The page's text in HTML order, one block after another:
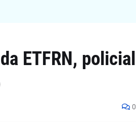
ETFRN, policial
0